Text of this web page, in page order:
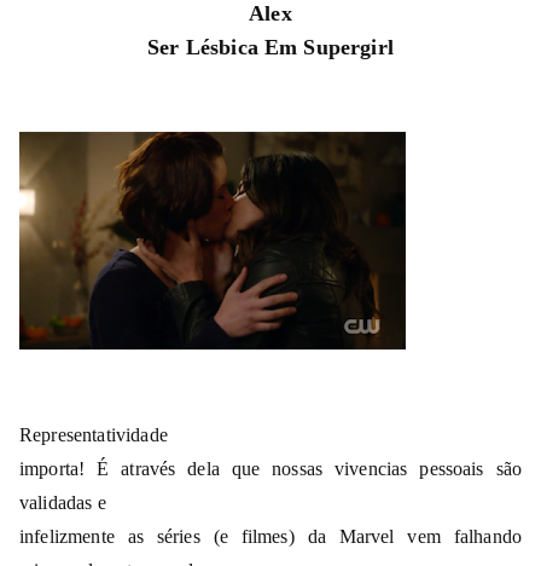
Alex
Ser Lésbica Em Supergirl
Representatividade
importa! É através dela que nossas vivencias pessoais são
validadas e
infelizmente as séries (e filmes) da Marvel vem falhando